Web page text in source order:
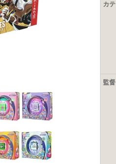
カ
監督